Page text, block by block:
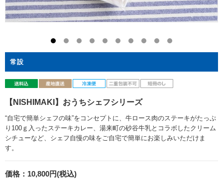
常設
【NISHIMAKI】おうちシェフシリーズ
“自宅で簡単シェフの味”をコンセプトに、牛ロース肉のステーキがたっぷ
り100ｇ入ったステーキカレー、湯来町の砂谷牛乳とコラボしたクリーム
シチューなど、シェフ自慢の味をご自宅で簡単にお楽しみいただけま
す。
価格： 10,800円(税込)